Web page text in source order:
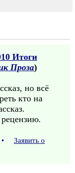
Итоги
Проза)
но всё
кто на
•
Заявить о